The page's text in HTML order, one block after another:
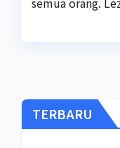
TERBARU